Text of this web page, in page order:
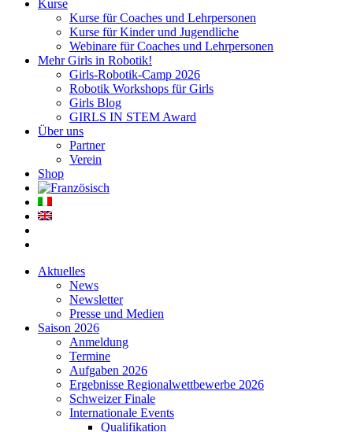
Kurse
Kurse für Coaches und Lehrpersonen
Kurse für Kinder und Jugendliche
Webinare für Coaches und Lehrpersonen
Mehr Girls in Robotik!
Girls-Robotik-Camp 2026
Robotik Workshops für Girls
Girls Blog
GIRLS IN STEM Award
Über uns
Partner
Verein
Shop
Aktuelles
News
Newsletter
Presse und Medien
Saison 2026
Anmeldung
Termine
Aufgaben 2026
Ergebnisse Regionalwettbewerbe 2026
Schweizer Finale
Internationale Events
Qualifikation